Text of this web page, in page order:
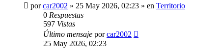
porcar2002 » 25 May 2026, 02:23 » en Territorio
0 Respuestas
597 Vistas
Último mensaje porcar2002
25 May 2026, 02:23